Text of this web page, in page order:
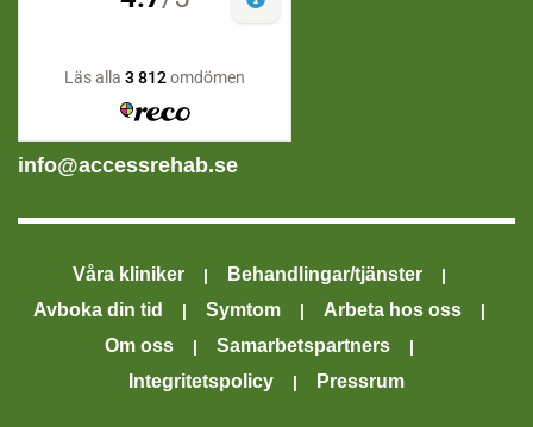
info@accessrehab.se
Våra kliniker
Behandlingar/tjänster
Avboka din tid
Symtom
Arbeta hos oss
Om oss
Samarbetspartners
Integritetspolicy
Pressrum